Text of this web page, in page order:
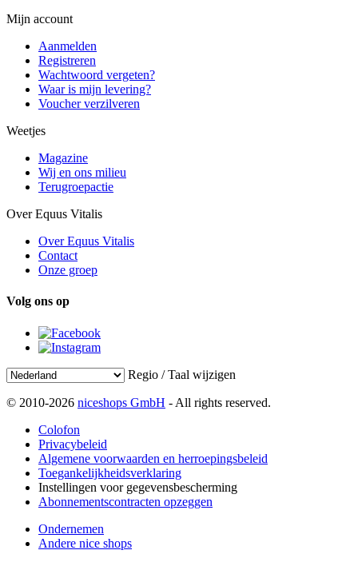
Mijn account
Aanmelden
Registreren
Wachtwoord vergeten?
Waar is mijn levering?
Voucher verzilveren
Weetjes
Magazine
Wij en ons milieu
Terugroepactie
Over Equus Vitalis
Over Equus Vitalis
Contact
Onze groep
Volg ons op
Regio / Taal wijzigen
© 2010-2026 niceshops GmbH - All rights reserved.
Colofon
Privacybeleid
Algemene voorwaarden en herroepingsbeleid
Toegankelijkheidsverklaring
Instellingen voor gegevensbescherming
Abonnementscontracten opzeggen
Ondernemen
Andere nice shops